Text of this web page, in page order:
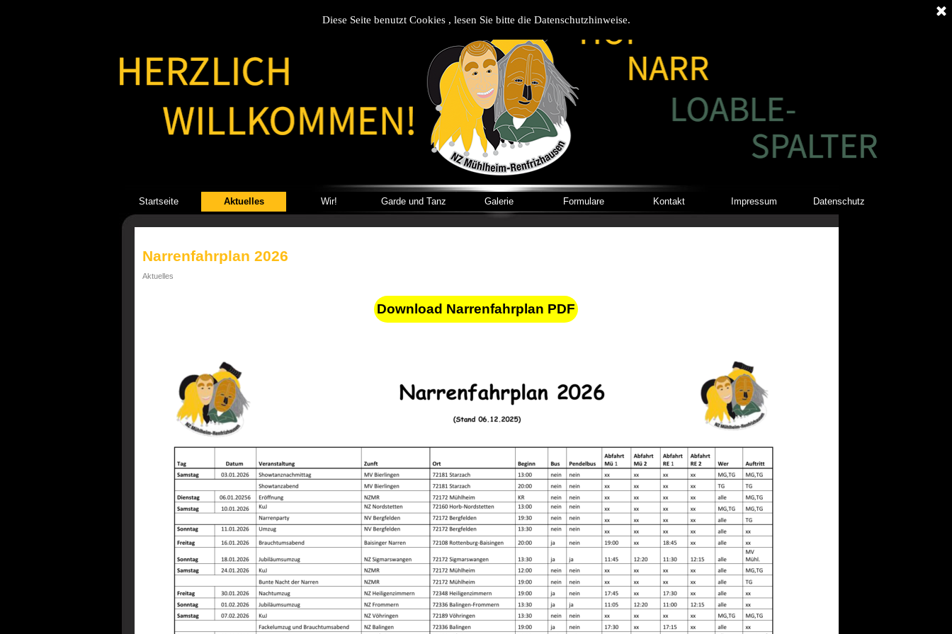
Diese Seite benutzt Cookies , lesen Sie bitte die Datenschutzhinweise.
Startseite Aktuelles Wir! Garde und Tanz Galerie Formulare Kontakt Impressum Datenschutz
Narrenfahrplan 2026
Aktuelles
Download Narrenfahrplan PDF